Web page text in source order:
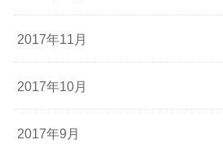
2017年11月
2017年10月
2017年9月